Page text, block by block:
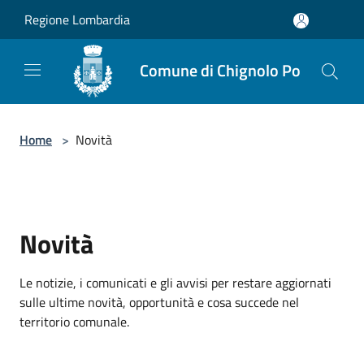
Regione Lombardia
Comune di Chignolo Po
Home > Novità
Novità
Le notizie, i comunicati e gli avvisi per restare aggiornati
sulle ultime novità, opportunità e cosa succede nel
territorio comunale.